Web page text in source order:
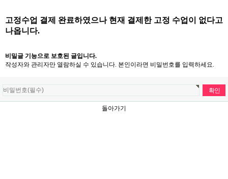
고정수업 결제 완료하였으나 현재 결제한 고정 수업이 없다고
나옵니다.
비밀글 기능으로 보호된 글입니다.
작성자와 관리자만 열람하실 수 있습니다. 본인이라면 비밀번호를 입력하세요.
돌아가기